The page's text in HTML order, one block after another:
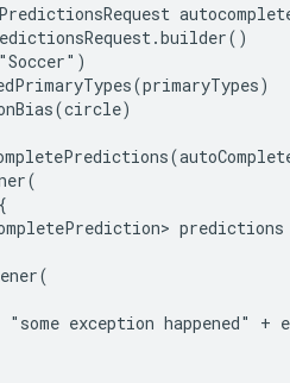
"some exception happened" +